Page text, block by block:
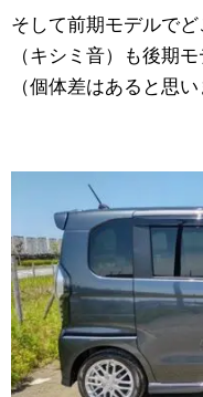
そして前期モデルで
（キシミ音）も後期
（個体差はあると思い